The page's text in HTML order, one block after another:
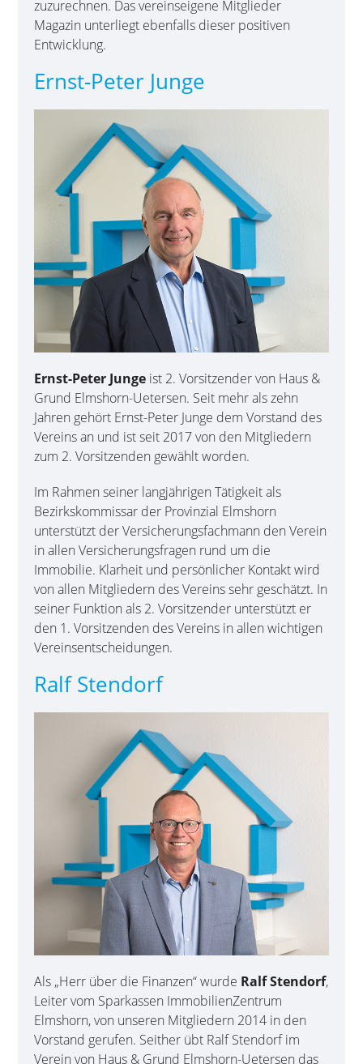
zuzurechnen. Das vereinseigene Mitglieder
Magazin unterliegt ebenfalls dieser positiven
Entwicklung.
Ernst-Peter Junge
Ernst-Peter Junge ist 2. Vorsitzender von Haus &
Grund Elmshorn-Uetersen. Seit mehr als zehn
Jahren gehört Ernst-Peter Junge dem Vorstand des
Vereins an und ist seit 2017 von den Mitgliedern
zum 2. Vorsitzenden gewählt worden.
Im Rahmen seiner langjährigen Tätigkeit als
Bezirkskommissar der Provinzial Elmshorn
unterstützt der Versicherungsfachmann den Verein
in allen Versicherungsfragen rund um die
Immobilie. Klarheit und persönlicher Kontakt wird
von allen Mitgliedern des Vereins sehr geschätzt. In
seiner Funktion als 2. Vorsitzender unterstützt er
den 1. Vorsitzenden des Vereins in allen wichtigen
Vereinsentscheidungen.
Ralf Stendorf
Als „Herr über die Finanzen“ wurde Ralf Stendorf,
Leiter vom Sparkassen ImmobilienZentrum
Elmshorn, von unseren Mitgliedern 2014 in den
Vorstand gerufen. Seither übt Ralf Stendorf im
Verein von Haus & Grund Elmshorn-Uetersen das